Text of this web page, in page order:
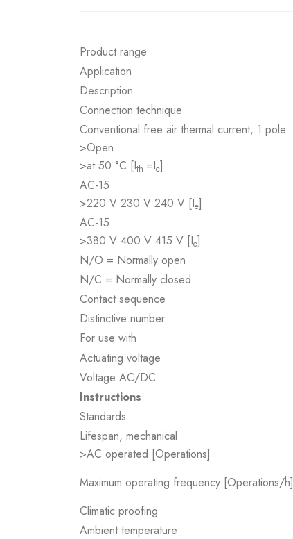
Product range
Application
Description
Connection technique
Conventional free air thermal current, 1 pole
>Open
>at 50 °C [Ith =Ie]
AC-15
>220 V 230 V 240 V [Ie]
AC-15
>380 V 400 V 415 V [Ie]
N/O = Normally open
N/C = Normally closed
Contact sequence
Distinctive number
For use with
Actuating voltage
Voltage AC/DC
Instructions
Standards
Lifespan, mechanical
>AC operated [Operations]
Maximum operating frequency [Operations/h]
Climatic proofing
Ambient temperature